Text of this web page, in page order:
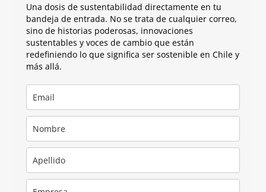
Una dosis de sustentabilidad directamente en tu
bandeja de entrada. No se trata de cualquier correo,
sino de historias poderosas, innovaciones
sustentables y voces de cambio que están
redefiniendo lo que significa ser sostenible en Chile y
más allá.